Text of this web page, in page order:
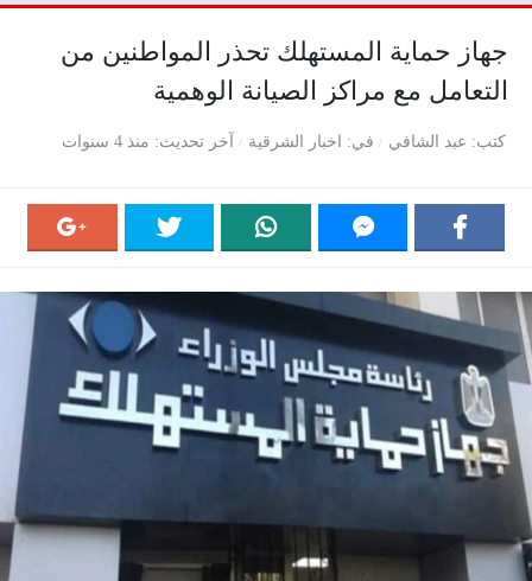
جهاز حماية المستهلك تحذر المواطنين من
التعامل مع مراكز الصيانة الوهمية
كتب عبد الشافي في اخبار الشرقية آخر تحديث منذ 4 سنوات